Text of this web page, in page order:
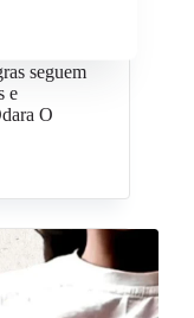
seguem
e
O